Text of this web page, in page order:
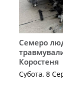
Семеро
Коростеня
Субота, 8